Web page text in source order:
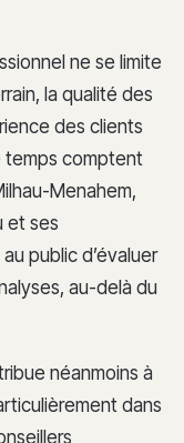
ne se limite
la qualité des
des clients
temps comptent
Menahem,
et ses
public d’évaluer
au-delà du
néanmoins à
dans